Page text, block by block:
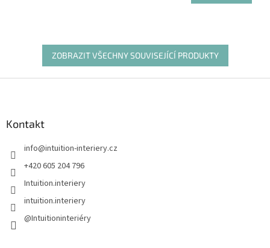
ZOBRAZIT VŠECHNY SOUVISEJÍCÍ PRODUKTY
Kontakt
info@intuition-interiery.cz
+420 605 204 796
Intuition.interiery
intuition.interiery
@Intuitioninteriéry